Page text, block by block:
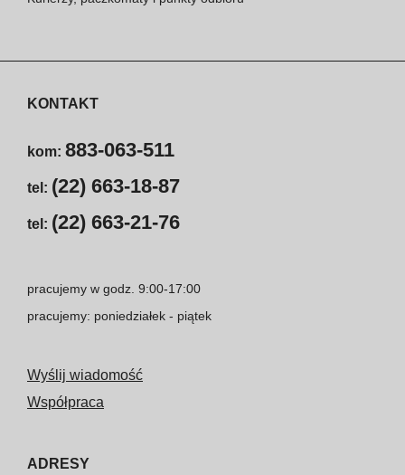
KONTAKT
kom: 883-063-511
tel: (22) 663-18-87
tel: (22) 663-21-76
pracujemy w godz. 9:00-17:00
pracujemy: poniedziałek - piątek
Wyślij wiadomość
Współpraca
ADRESY